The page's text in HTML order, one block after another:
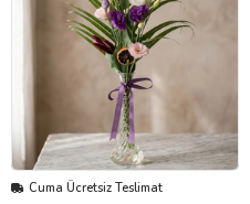
Cuma Ücretsiz Teslimat